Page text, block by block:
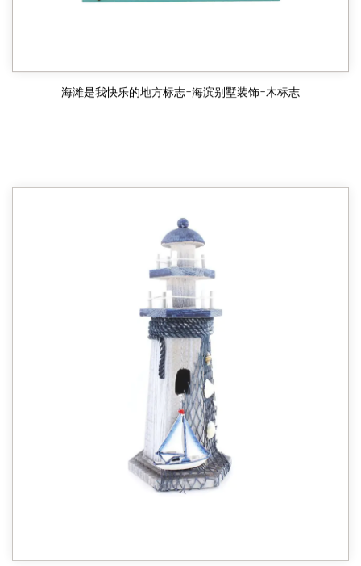
海滩是我快乐的地方标志-海滨别墅装饰-木标志